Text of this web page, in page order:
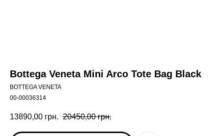
Bottega Veneta Mini Arco Tote Bag Black
BOTTEGA VENETA
00-00036314
13890,00 грн. 20450,00 грн.